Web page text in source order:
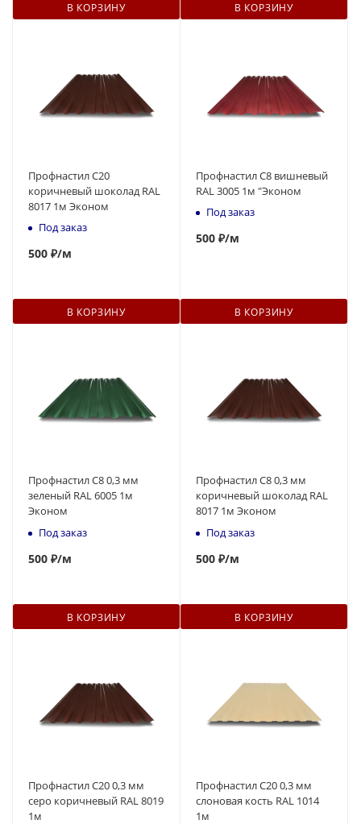
В КОРЗИНУ В КОРЗИНУ
Профнастил С20
коричневый шоколад RAL
8017 1м Эконом
Под заказ
500 ₽/м
В КОРЗИНУ
Профнастил С8 вишневый
RAL 3005 1м "Эконом
Под заказ
500 ₽/м
В КОРЗИНУ
Профнастил С8 0,3 мм
зеленый RAL 6005 1м
Эконом
Под заказ
500 ₽/м
В КОРЗИНУ
Профнастил С8 0,3 мм
коричневый шоколад RAL
8017 1м Эконом
Под заказ
500 ₽/м
В КОРЗИНУ
Профнастил С20 0,3 мм
серо коричневый RAL 8019
1м
Профнастил С20 0,3 мм
слоновая кость RAL 1014
1м